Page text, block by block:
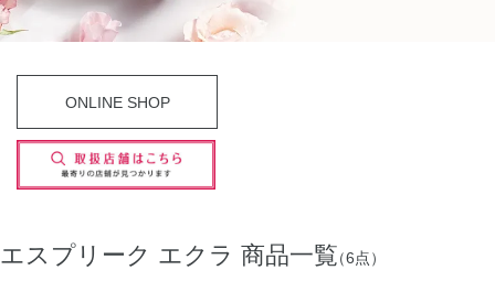
ONLINE SHOP
エスプリーク エクラ 商品一覧（6点）